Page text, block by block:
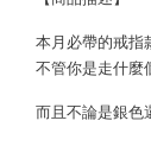
本月必帶的戒指
不管你是走什麼
而且不論是銀色